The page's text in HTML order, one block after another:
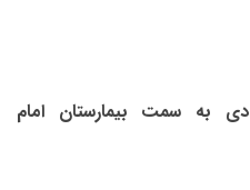
نشانی: شاهرود ، میدان 9 دی به سمت بیمارستان امام